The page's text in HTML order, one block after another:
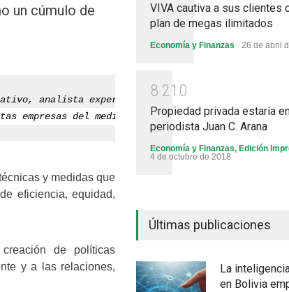
un cúmulo de
analista experto de documentación
empresas del medio en materia civil,
y medidas que
eficiencia, equidad,
de políticas
y a las relaciones,
VIVA cautiva a sus clientes
plan de megas ilimitados
Economía y Finanzas 26 de abril
8 21 0
Propiedad privada estaría
periodista Juan C. Arana
Economía y Finanzas, Edición
4 de octubre de 2018
Últimas publicaciones
La
en Bolivia